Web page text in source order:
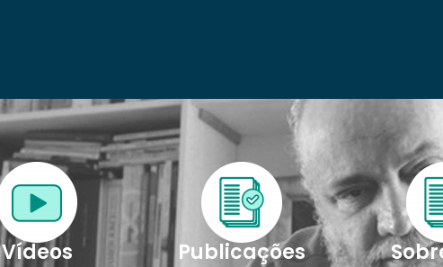
Vídeos Publicações